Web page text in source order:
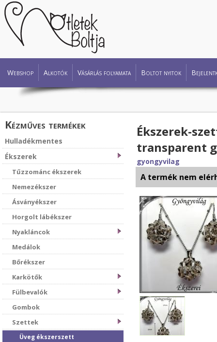
Webshop Alkotók Vásárlás folyamata Boltot nyitok
Kézműves termékek
Hulladékmentes
Ékszerek
Tűzzománc ékszerek
Nemezékszer
Ásványékszer
Horgolt lábékszer
Nyakláncok
Medálok
Bőrékszer
Karkötők
Fülbevalók
Gombok
Szettek
Üveg ékszerszett
Ékszerek-
transparent
gyongyvilag
A termék nem